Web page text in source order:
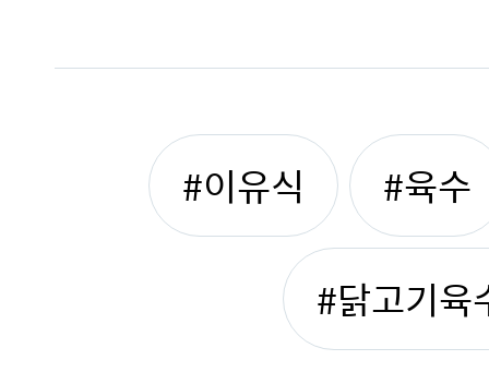
#이유식 #육수
#닭고기육